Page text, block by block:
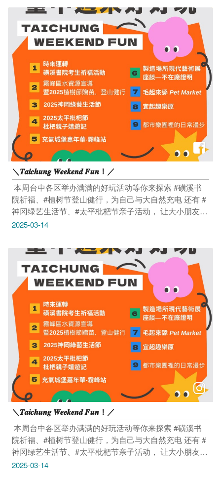
「最佳新创奖」银奖 乌日温泉区｜台中独特的城市景观
温泉，边泡汤边远眺夜景与海线美景，沉浸在都市与自然
交融的放松时光。 「最佳新创奖」铜奖 大坑温泉区｜温
泉中的温泉，结合大坑步道群，泡汤後漫步山林，享受满
满芬多精，体验健康与舒压的双重享受！ 泡温泉不只是
享受，更是健康生活的一部分，快快来台中泡好汤，享受
结合美景、美食与健康的放松之旅。玩编提醒，泡汤应选
择合法领有温泉标章及旅宿业登记证的场域，并遵守使用
温泉禁忌及注意事项，才能泡得放松又安心喔！ 更多台
中好汤活动讯息，欢迎关注台中观光旅游网
(https://travel.taichung.gov.tw/)；合法温泉业者及旅宿相
关资讯，请至交通部观光署行政资讯网
(https://admin.taiwan.net.tw/)及台湾旅宿网
(https://www.taiwanstay.net.tw/)查询。
＼𝑻𝒂𝒊𝒄𝒉𝒖𝒏𝒈 𝑾𝒆𝒆𝒌𝒆𝒏𝒅 𝑭𝒖𝒏！／
​ 本周台中各区举办满满的好玩活动等你来探索 #磺溪书
院祈福、#植树节登山健行，为自己与大自然充电 还有 #
神冈绿艺生活节、#太平枇杷节亲子活动， 让大小朋友一
起玩翻天！ 这个周末，就来台中放松玩乐吧 ​ ​ 活动｜时来
书院（台中市大肚区文昌一街10号） 活动连结：
https://reurl.cc/L58Daa -------------------------------- 活动｜雾
峰区水资源宣导暨2025植树节赠苗、登山健行 3/15(六)
07:30-11:00 阿罩雾公园（台中市雾峰区成功路与民生路
交叉路口） 活动连结：https://reurl.cc/qnM0D3 -------------
------------------- 活动｜2025神冈绿艺生活节 3/15(六)
08:40-13:20 靝马畜牧场（台中市神冈区溪洲里福民路41
号） 活动连结：https://reurl.cc/geLa7R ------------------------
-------- 活动｜2025太平枇杷节－枇杷亲子嬉游记 3/15(六)
16:00-19:00 马卡龙公园（台中市太平区环中东路四段19
号） 活动连结：https://reurl.cc/36db8X ------------------------
-------- 活动｜充气城堡嘉年华-雾峰站 3/16(日) 09:00-
20:00 大爱公园（台中市雾峰区峰堤路&锦州路口） 活动
连结：hthttps://reurl.cc/zpvXDV --------------------------------
展览｜制造场所现代艺术展座谈—不在厂证明 3/15(六)
14:30-17:00 富兴工厂1962 2F厂长阅读室（台中市东区
复兴路四段37巷2号） 活动连结：https://reurl.cc/O5xjb3
-------------------------------- 市集｜毛起来舔 Pet Market
3/15(六)-3/16(日) 12:00-17:30 台湾民俗文物馆（台中市
北屯区旅顺路二段73号） 活动连结：
2025-03-14
＼𝑻𝒂𝒊𝒄𝒉𝒖𝒏𝒈 𝑾𝒆𝒆𝒌𝒆𝒏𝒅 𝑭𝒖𝒏！／
​ 本周台中各区举办满满的好玩活动等你来探索 #磺溪书
院祈福、#植树节登山健行，为自己与大自然充电 还有 #
神冈绿艺生活节、#太平枇杷节亲子活动， 让大小朋友一
起玩翻天！ 这个周末，就来台中放松玩乐吧 ​ ​ 活动｜时来
2025-03-14